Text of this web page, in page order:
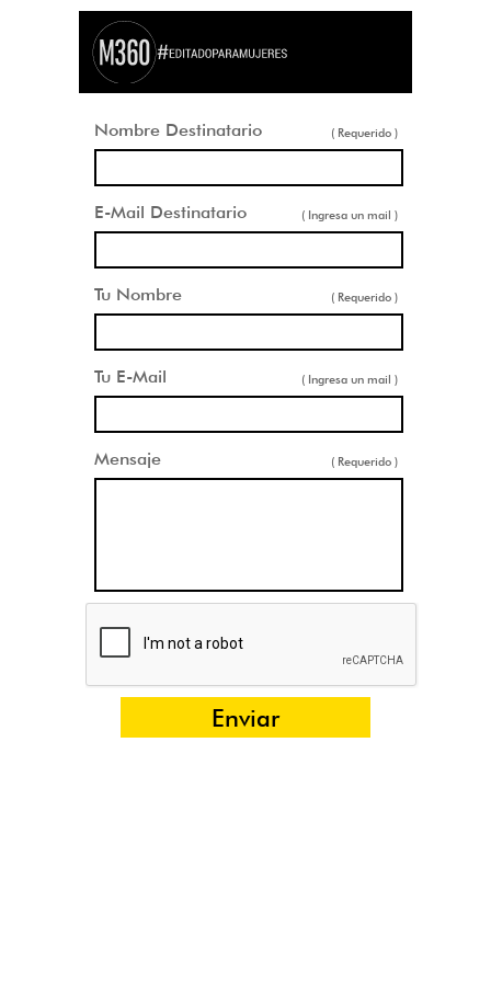
Nombre Destinatario ( Requerido )
E-Mail Destinatario ( Ingresa un mail )
Tu Nombre ( Requerido )
Tu E-Mail ( Ingresa un mail )
Mensaje ( Requerido )